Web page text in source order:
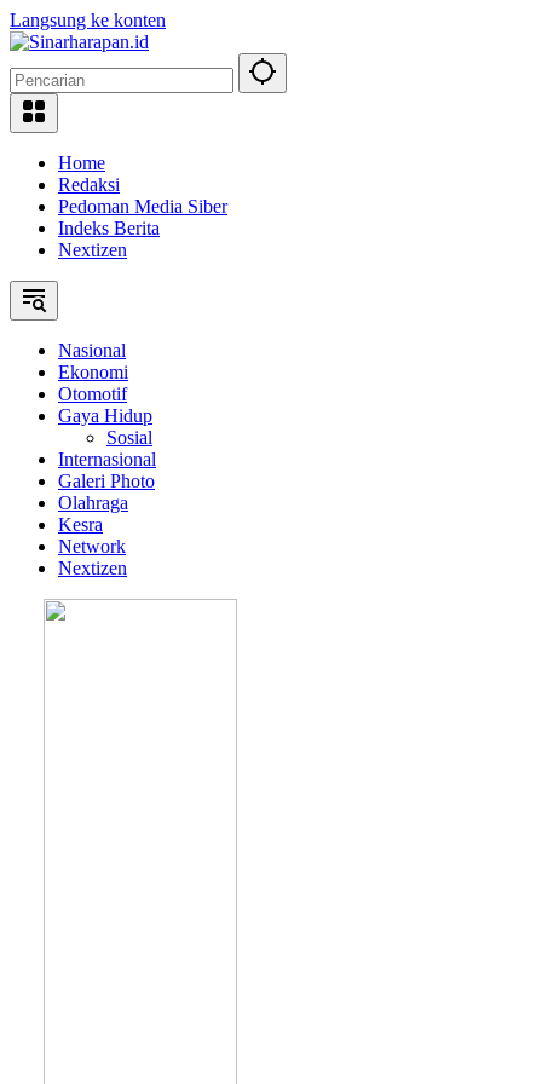
Langsung ke konten
Home
Redaksi
Pedoman Media Siber
Indeks Berita
Nextizen
Nasional
Ekonomi
Otomotif
Gaya Hidup
Sosial
Internasional
Galeri Photo
Olahraga
Kesra
Network
Nextizen